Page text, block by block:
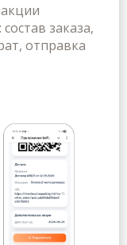
заказа,
отправка